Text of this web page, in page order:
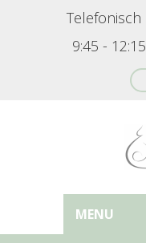
9:45 -
MENU